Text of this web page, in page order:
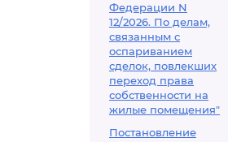
Федерации N
12/2026. По делам,
связанным с
оспариванием
сделок, повлекших
переход права
собственности на
жилые помещения"
Постановление